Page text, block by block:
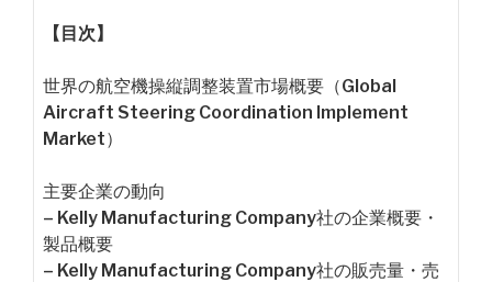
【目次】
世界の航空機操縦調整装置市場概要（Global
Aircraft Steering Coordination Implement
Market）
主要企業の動向
– Kelly Manufacturing Company社の企業概要・
製品概要
– Kelly Manufacturing Company社の販売量・売